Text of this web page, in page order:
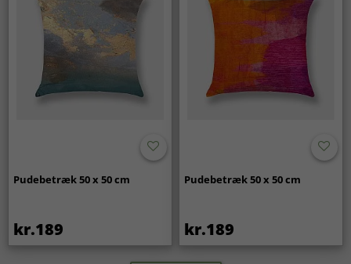
Pudebetræk 50 x 50 cm
kr.189
Pudebetræk 50 x 50 cm
kr.189